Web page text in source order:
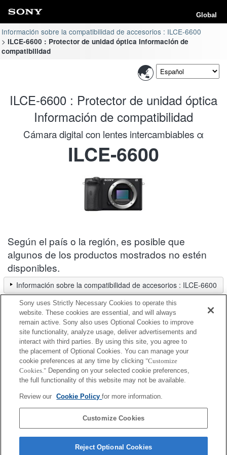
Global
Información sobre la compatibilidad de accesorios : ILCE-6600
ILCE-6600 : Protector de unidad óptica Información de
compatibilidad
ILCE-6600 : Protector de unidad óptica
Información de compatibilidad
Cámara digital con lentes intercambiables α
ILCE-6600
Según el país o la región, es posible que
algunos de los productos mostrados no estén
disponibles.
Información sobre la compatibilidad de accesorios : ILCE-6600
Selector de lentes
Selecciona una lente recomendada para el tipo de fotos que quieres
capturar.
Protector de unidad óptica
Totalmente compatible
FDA-EP17
Sony uses Strictly Necessary Cookies to operate this
website. These cookies are essential, and will always
remain active. Sony also uses Optional Cookies to improve
site functionality, analyze usage, deliver advertisements and
interact with third parties. By using this site, you agree to
the placement of Optional Cookies. You can manage your
cookie preferences at any time by clicking "Customize
Cookies." Depending on your selected cookie preferences,
the full functionality of this website may not be available.
Review our Cookie Policyfor more information.
Customize Cookies
Reject Optional Cookies